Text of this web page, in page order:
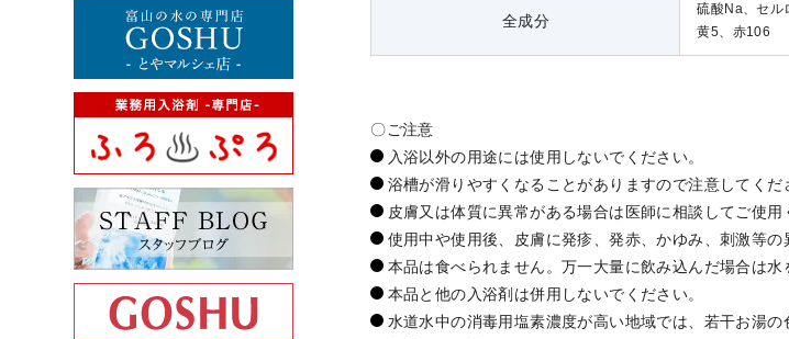
全成分
硫酸Na、セル
黄5、赤106
〇ご注意
入浴以外の用途には使用しないでください。
浴槽が滑りやすくなることがありますので注意してくだ
皮膚又は体質に異常がある場合は医師に相談してご使用
使用中や使用後、皮膚に発疹、発赤、かゆみ、刺激等
本品は食べられません。万一大量に飲み込んだ場合は
本品と他の入浴剤は併用しないでください。
水道水中の消毒用塩素濃度が高い地域では、若干お湯